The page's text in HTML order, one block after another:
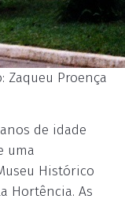
Zaqueu Proença
de idade
uma
Histórico
Hortência. As